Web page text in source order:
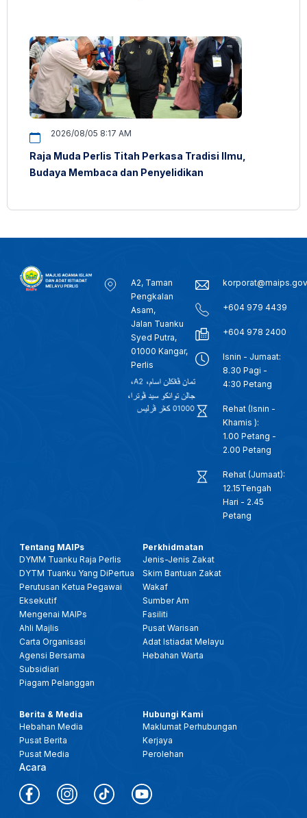
2026/08/05 8:17 AM
Raja Muda Perlis Titah Perkasa Tradisi Ilmu,
Budaya Membaca dan Penyelidikan
A2, Taman
Pengkalan
Asam,
Jalan Tuanku
Syed Putra,
01000 Kangar,
Perlis
+604 979 4439
+604 978 2400
Isnin - Jumaat:
8.30 Pagi -
4:30 Petang
Rehat (Isnin -
Khamis ):
1.00 Petang -
2.00 Petang
Rehat (Jumaat):
12.15Tengah
Hari - 2.45
Petang
Tentang MAIPs
DYMM Tuanku Raja Perlis
DYTM Tuanku Yang DiPertua
Perutusan Ketua Pegawai
Eksekutif
Mengenai MAIPs
Ahli Majlis
Carta Organisasi
Agensi Bersama
Subsidiari
Piagam Pelanggan
Perkhidmatan
Jenis-Jenis Zakat
Skim Bantuan Zakat
Wakaf
Sumber Am
Fasiliti
Pusat Warisan
Adat Istiadat Melayu
Hebahan Warta
Berita & Media
Hebahan Media
Pusat Berita
Pusat Media
Acara
Hubungi Kami
Maklumat Perhubungan
Kerjaya
Perolehan